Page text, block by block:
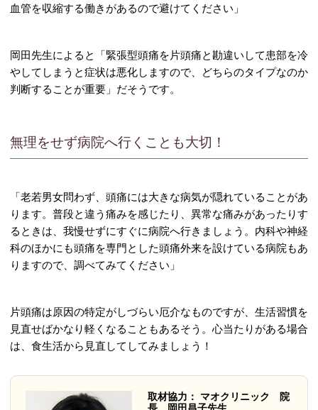
血管を収縮する働きがあるので避けてください」
岡田先生によると「緊張型頭痛を片頭痛と勘違いして患部を冷
やしてしまうと症状は悪化しますので、どちらのタイプなのか
判断することが重要」だそうです。
無理をせず病院へ行くことも大切！
「老若男女問わず、頭痛には大きな病気が隠れていることがあ
ります。普段と違う痛みを感じたり、異常な痛みがあったりす
るときは、我慢せずにすぐに病院へ行きましょう。内科や神経
科のほかにも頭痛を専門とした頭痛外来を設けている病院もあ
りますので、調べてみてください」
片頭痛は原因の特定がしづらい厄介なものですが、生活習慣を
見直せばかなり軽くなることもあるそう。心当たりがある場合
は、食生活から見直してしてみましょう！
取材協力： マオクリニック 院
長 岡田昌子先生